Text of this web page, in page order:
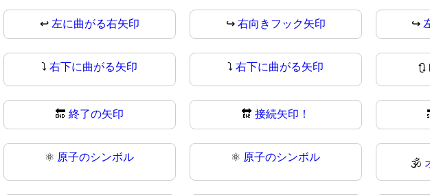
↩ 左に曲がる右矢印 ↪️ 右向きフック矢印 ↪
⤵️右下に曲がる矢印 ⤵右下に曲がる矢印 🔃
🔚終了の矢印 🔛接続矢印！
⚛️ 原子のシンボル ⚛ 原子のシンボル
🕉️